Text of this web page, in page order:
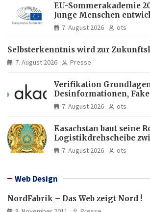
EU-Sommerakademie
Junge Menschen
Europas Zukunft
7. August 2026 ots
Selbsterkenntnis wird zur
7. August 2026 Presse
Verifikation
Desinformationen, Fake
manipulierte Inhalte |
7. August 2026 ots
Kasachstan baut seine
Logistikdrehscheibe
und Asien aus
7. August 2026 ots
Web Design
NordFabrik – Das Web zeigt Nord !